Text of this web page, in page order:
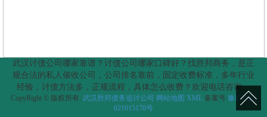
武汉讨债公司哪家靠谱？讨债公司哪家口碑好？找胜邦商务，是正
规合法的私人催收公司，公司排名靠前，固定收费标准，多年行业
经验，讨债方法多，正规流程，具体怎么收费？欢迎电话咨询。
CopyRight © 版权所有: 武汉胜邦债务追讨公司 网站地图 XML备案号:豫ICP备2
021015170号